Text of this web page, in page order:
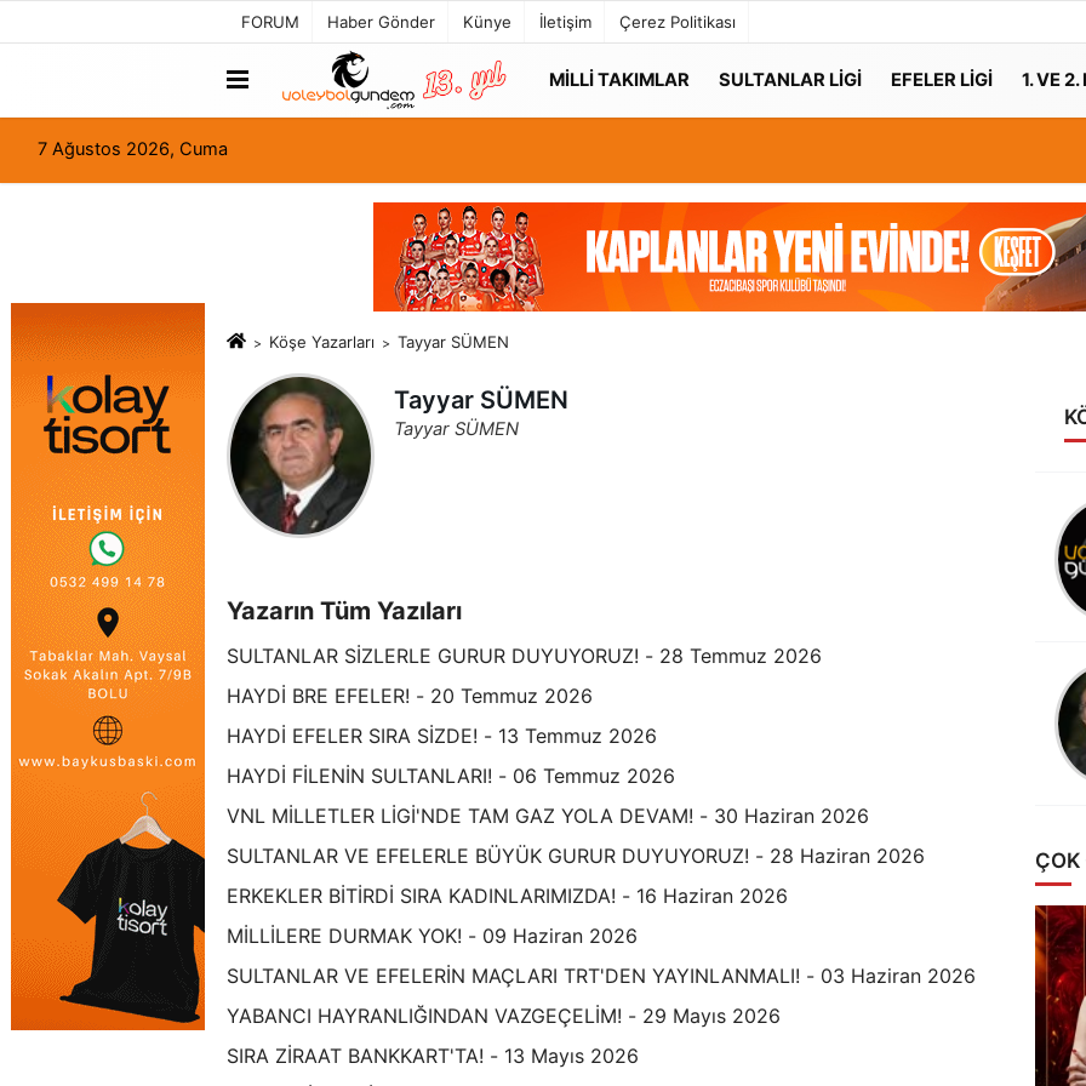
FORUM Haber Gönder Künye İletişim Çerez Politikası
MILLI TAKIMLAR SULTANLAR LIGI EFELER LIGI 1. VE 2.
7 Ağustos 2026, Cuma
Köşe Yazarları Tayyar SÜMEN
Tayyar SÜMEN
Tayyar SÜMEN
Yazarın Tüm Yazıları
SULTANLAR SİZLERLE GURUR DUYUYORUZ! - 28 Temmuz 2026
HAYDİ BRE EFELER! - 20 Temmuz 2026
HAYDİ EFELER SIRA SİZDE! - 13 Temmuz 2026
HAYDİ FİLENİN SULTANLARI! - 06 Temmuz 2026
VNL MİLLETLER LİGİ'NDE TAM GAZ YOLA DEVAM! - 30 Haziran 2026
SULTANLAR VE EFELERLE BÜYÜK GURUR DUYUYORUZ! - 28 Haziran 2026
ERKEKLER BİTİRDİ SIRA KADINLARIMIZDA! - 16 Haziran 2026
MİLLİLERE DURMAK YOK! - 09 Haziran 2026
SULTANLAR VE EFELERİN MAÇLARI TRT'DEN YAYINLANMALI! - 03 Haziran 2026
YABANCI HAYRANLIĞINDAN VAZGEÇELİM! - 29 Mayıs 2026
SIRA ZİRAAT BANKKART'TA! - 13 Mayıs 2026
ÇOK